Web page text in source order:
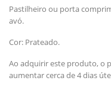
Pastilheiro ou porta
avó.
Cor: Prateado.
Ao adquirir este produto, o
aumentar cerca de 4 dias